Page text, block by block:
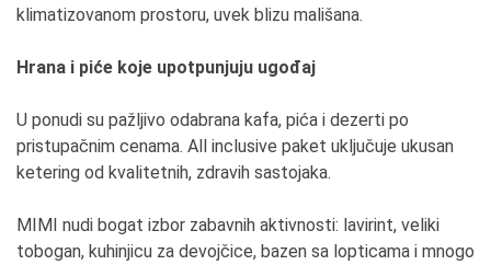
klimatizovanom prostoru, uvek blizu mališana.
Hrana i piće koje upotpunjuju ugođaj
U ponudi su pažljivo odabrana kafa, pića i dezerti po
pristupačnim cenama. All inclusive paket uključuje ukusan
ketering od kvalitetnih, zdravih sastojaka.
MIMI nudi bogat izbor zabavnih aktivnosti: lavirint, veliki
tobogan, kuhinjicu za devojčice, bazen sa lopticama i mnogo